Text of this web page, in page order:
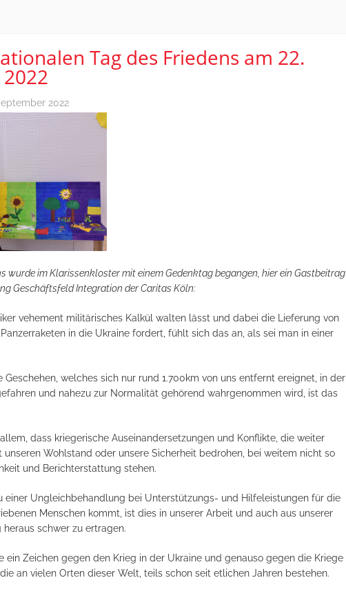
Tag des Friedens am 22.
2022
wurde im Klarissenkloster mit einem Gedenktag begangen, hier ein Gastbeitrag
Geschäftsfeld Integration der Caritas Köln:
vehement militärisches Kalkül walten lässt und dabei die Lieferung von
in die Ukraine fordert, fühlt sich das an, als sei man in einer
Geschehen, welches sich nur rund 1.700km von uns entfernt ereignet, in der
und nahezu zur Normalität gehörend wahrgenommen wird, ist das
dass kriegerische Auseinandersetzungen und Konflikte, die weiter
Wohlstand oder unsere Sicherheit bedrohen, bei weitem nicht so
und Berichterstattung stehen.
einer Ungleichbehandlung bei Unterstützungs- und Hilfeleistungen für die
Menschen kommt, ist dies in unserer Arbeit und auch aus unserer
schwer zu ertragen.
ein Zeichen gegen den Krieg in der Ukraine und genauso gegen die Kriege
an vielen Orten dieser Welt, teils schon seit etlichen Jahren bestehen.